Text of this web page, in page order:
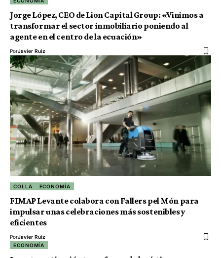
Jorge López, CEO de Lion Capital Group: «Vinimos a
transformar el sector inmobiliario poniendo al
agente en el centro de la ecuación»
PorJavier Ruiz
COLLA ECONOMÍA
FIMAP Levante colabora con Fallers pel Món para
impulsar unas celebraciones más sostenibles y
eficientes
PorJavier Ruiz
ECONOMÍA